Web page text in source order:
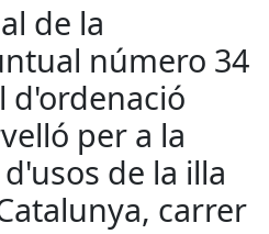
de la
número 34
d'ordenació
per a la
de la illa
carrer